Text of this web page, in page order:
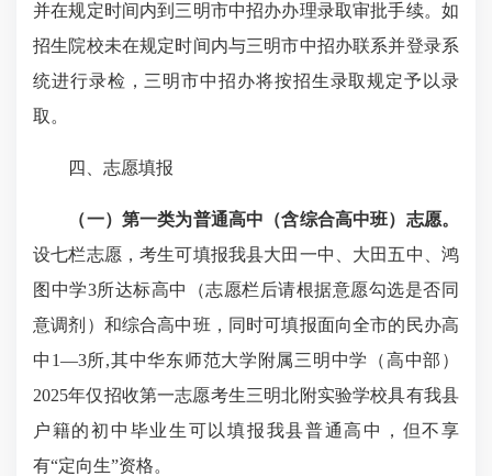
并在规定时间内到三明市中招办办理录取审批手续。如
招生院校未在规定时间内与三明市中招办联系并登录系
统进行录检，三明市中招办将按招生录取规定予以录
取。
四、志愿填报
（一）第一类为普通高中 （含综合高中班） 志愿。
设七栏志愿，考生可填报我县大田一中、大田五中、鸿
图中学3所达标高中（志愿栏后请根据意愿勾选是否同
意调剂）和综合高中班，同时可填报面向全市的民办高
中1—3所,其中华东师范大学附属三明中学（高中部）
2025年仅招收第一志愿考生三明北附实验学校具有我县
户籍的初中毕业生可以填报我县普通高中，但不享
有“定向生”资格。